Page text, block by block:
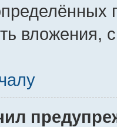
вложения,